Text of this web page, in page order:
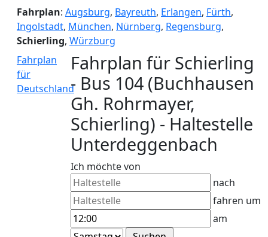
Fahrplan: Augsburg, Bayreuth, Erlangen, Fürth,
Ingolstadt, München, Nürnberg, Regensburg,
Schierling, Würzburg
Fahrplan
für
Deutschland
Fahrplan für Schierling
- Bus 104 (Buchhausen
Gh. Rohrmayer,
Schierling) - Haltestelle
Unterdeggenbach
Ich möchte von
nach
fahren um
am